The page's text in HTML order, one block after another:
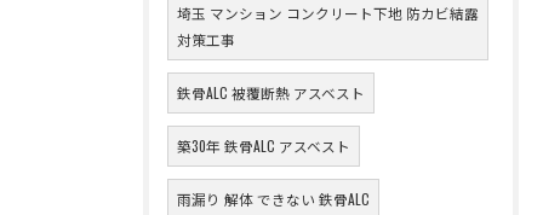
埼玉 マンション コンクリート下地 防カビ結露
対策工事
鉄骨ALC 被覆断熱 アスベスト
築30年 鉄骨ALC アスベスト
雨漏り 解体 できない 鉄骨ALC